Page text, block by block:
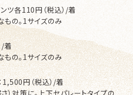
ンツ各110円（税込）/着
の。1サイズのみ
/着
の。1サイズのみ
1,500円（税込）/着
）対策に。上下セパレートタイプの